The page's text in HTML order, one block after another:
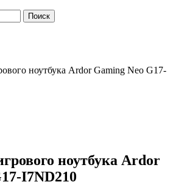
ноутбука Ardor Gaming Neo G17-
ноутбука Ardor
I7ND210